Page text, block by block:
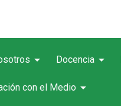
arrow_drop_down Docencia arrow_drop_down
con el Medio arrow_drop_down